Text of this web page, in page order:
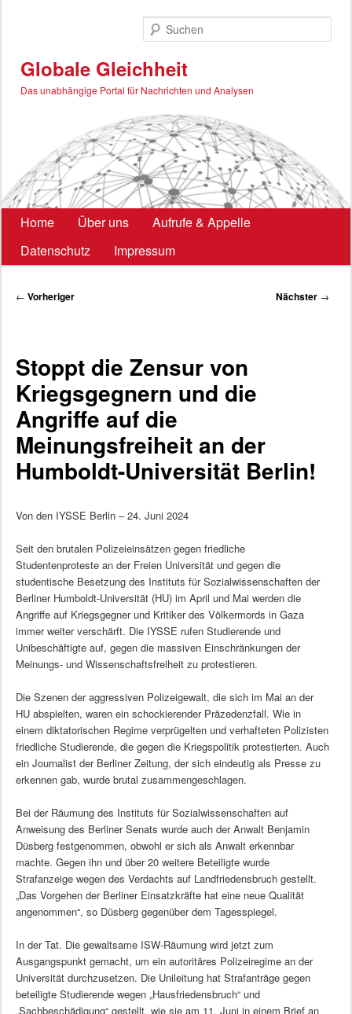
Globale Gleichheit
Das unabhängige Portal für Nachrichten und Analysen
Hauptmenü
Home Über uns
Aufrufe & Appelle
Datenschutz
Impressum
Beitragsnavigation
← Vorheriger Nächster →
Stoppt die Zensur von
Kriegsgegnern und die
Angriffe auf die
Meinungsfreiheit an der
Humboldt-Universität Berlin!
Von den IYSSE Berlin – 24. Juni 2024
Seit den brutalen Polizeieinsätzen gegen friedliche
Studentenproteste an der Freien Universität und gegen die
studentische Besetzung des Instituts für Sozialwissenschaften der
Berliner Humboldt-Universität (HU) im April und Mai werden die
Angriffe auf Kriegsgegner und Kritiker des Völkermords in Gaza
immer weiter verschärft. Die IYSSE rufen Studierende und
Unibeschäftigte auf, gegen die massiven Einschränkungen der
Meinungs- und Wissenschaftsfreiheit zu protestieren.
Die Szenen der aggressiven Polizeigewalt, die sich im Mai an der
HU abspielten, waren ein schockierender Präzedenzfall. Wie in
einem diktatorischen Regime verprügelten und verhafteten Polizisten
friedliche Studierende, die gegen die Kriegspolitik protestierten. Auch
ein Journalist der Berliner Zeitung, der sich eindeutig als Presse zu
erkennen gab, wurde brutal zusammengeschlagen.
Bei der Räumung des Instituts für Sozialwissenschaften auf
Anweisung des Berliner Senats wurde auch der Anwalt Benjamin
Düsberg festgenommen, obwohl er sich als Anwalt erkennbar
machte. Gegen ihn und über 20 weitere Beteiligte wurde
Strafanzeige wegen des Verdachts auf Landfriedensbruch gestellt.
„Das Vorgehen der Berliner Einsatzkräfte hat eine neue Qualität
angenommen“, so Düsberg gegenüber dem Tagesspiegel.
In der Tat. Die gewaltsame ISW-Räumung wird jetzt zum
Ausgangspunkt gemacht, um ein autoritäres Polizeiregime an der
Universität durchzusetzen. Die Unileitung hat Strafanträge gegen
beteiligte Studierende wegen „Hausfriedensbruch“ und
„Sachbeschädigung“ gestellt, wie sie am 11. Juni in einem Brief an